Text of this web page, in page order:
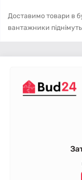
Доставимо товари в
вантажники